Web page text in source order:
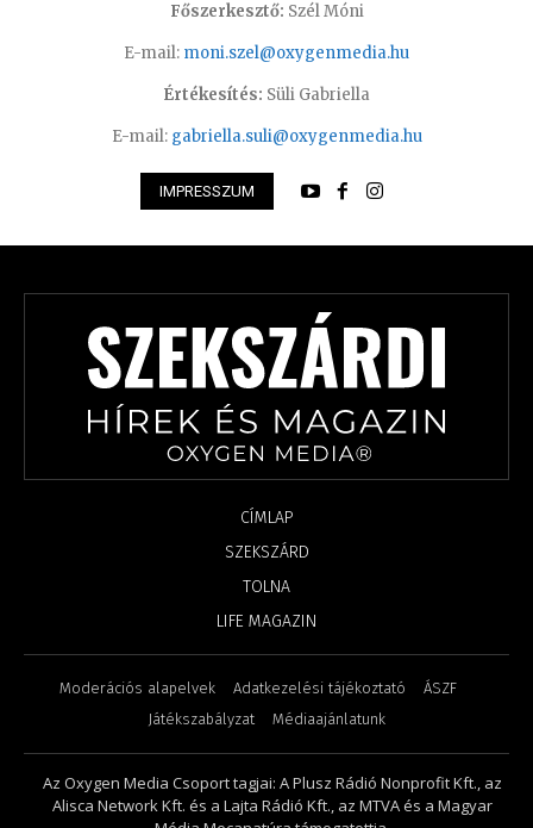
Főszerkesztő: Szél Móni
E-mail: moni.szel@oxygenmedia.hu
Értékesítés: Süli Gabriella
E-mail: gabriella.suli@oxygenmedia.hu
IMPRESSZUM
CÍMLAP
SZEKSZÁRD
TOLNA
LIFE MAGAZIN
Moderációs alapelvek Adatkezelési tájékoztató
ÁSZF
Játékszabályzat
Médiaajánlatunk
Az Oxygen Media Csoport tagjai: A Plusz Rádió Nonprofit Kft., az
Alisca Network Kft. és a Lajta Rádió Kft., az MTVA és a Magyar